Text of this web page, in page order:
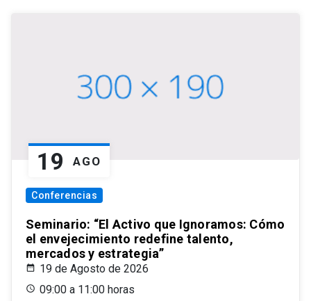
19 AGO
Conferencias
Seminario: “El Activo que Ignoramos: Cómo
el envejecimiento redefine talento,
mercados y estrategia”
19 de Agosto de 2026
09:00 a 11:00 horas